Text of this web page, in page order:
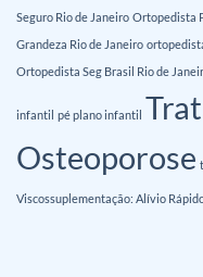
Seguro Rio de Janeiro Ortopedista
Grandeza Rio de Janeiro
Ortopedista Seg Brasil Rio de
infantil pé plano infantil
Osteoporose
Viscossuplementação: Alívio